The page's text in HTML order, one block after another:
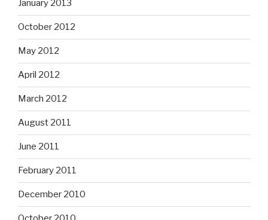
January 2013
October 2012
May 2012
April 2012
March 2012
August 2011
June 2011
February 2011
December 2010